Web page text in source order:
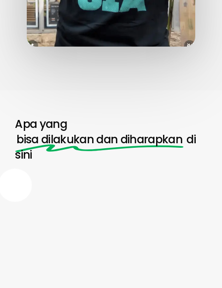
Apa yang
bisa dilakukan dan diharapkan di
sini